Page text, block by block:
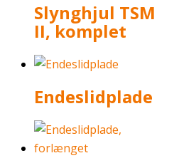
Slynghjul TSM
II, komplet
Endeslidplade